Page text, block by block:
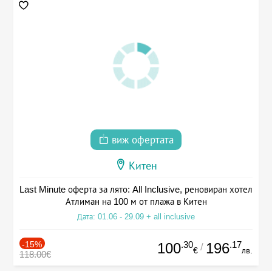
виж офертата
Китен
Last Minute оферта за лято: All Inclusive, реновиран хотел
Атлиман на 100 м от плажа в Китен
Дата: 01.06 - 29.09 + all inclusive
-15%
118.00€ 100.30
€ / 196.17
лв.